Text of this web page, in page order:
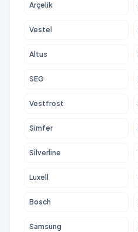
Arçelik
Vestel
Altus
SEG
Vestfrost
Simfer
Silverline
Luxell
Bosch
Samsung